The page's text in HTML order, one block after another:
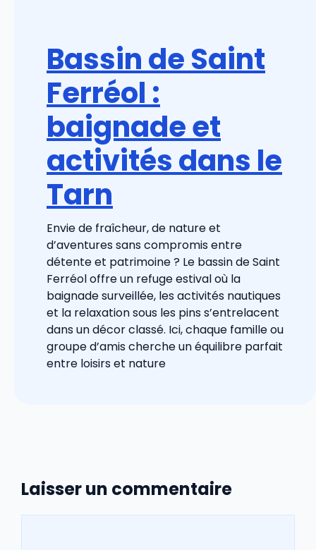
Bassin de Saint
Ferréol :
baignade et
activités dans le
Tarn
Envie de fraîcheur, de nature et
d’aventures sans compromis entre
détente et patrimoine ? Le bassin de Saint
Ferréol offre un refuge estival où la
baignade surveillée, les activités nautiques
et la relaxation sous les pins s’entrelacent
dans un décor classé. Ici, chaque famille ou
groupe d’amis cherche un équilibre parfait
entre loisirs et nature
Laisser un commentaire